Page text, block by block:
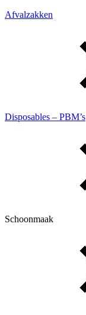
Afvalzakken
Disposables – PBM’s
Schoonmaak